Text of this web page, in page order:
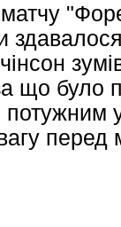
що було
потужним
перед